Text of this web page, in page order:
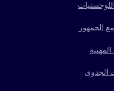
الجمهور
الجدوى